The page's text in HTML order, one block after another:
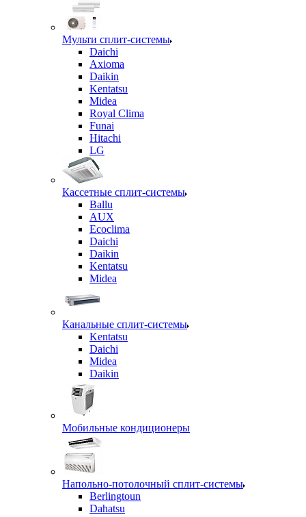
Мульти сплит-системы
Daichi
Axioma
Daikin
Kentatsu
Midea
Royal Clima
Funai
Hitachi
LG
Кассетные сплит-системы
Ballu
AUX
Ecoclima
Daichi
Daikin
Kentatsu
Midea
Канальные сплит-системы
Kentatsu
Daichi
Midea
Daikin
Мобильные кондиционеры
Напольно-потолочный сплит-системы
Berlingtoun
Dahatsu